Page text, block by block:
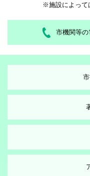
※施設によって
市機関等